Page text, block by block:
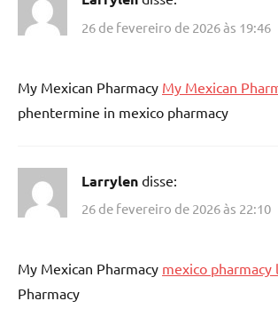
26 de fevereiro de 2026 às 19:46
My Mexican Pharmacy My Mexican
phentermine in mexico pharmacy
Larrylen disse:
26 de fevereiro de 2026 às 22:10
My Mexican Pharmacy mexico pharmacy
Pharmacy